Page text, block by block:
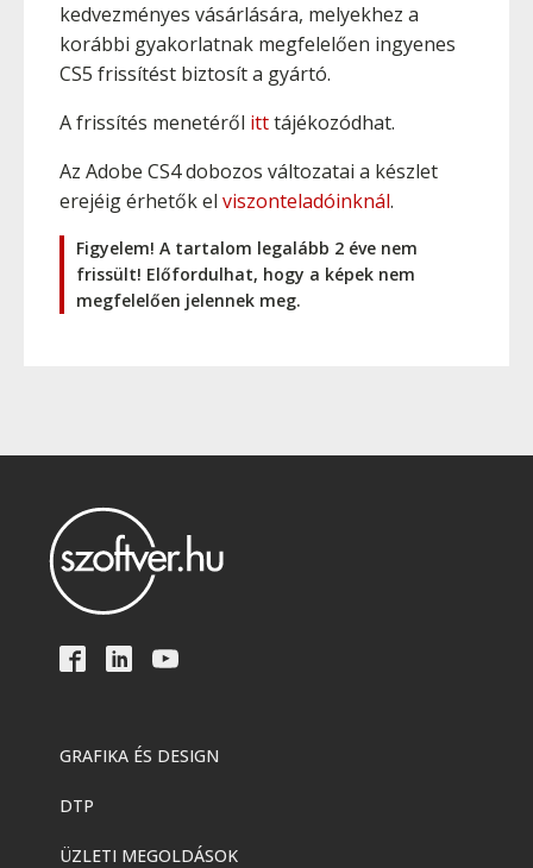
kedvezményes vásárlására, melyekhez a
korábbi gyakorlatnak megfelelően ingyenes
CS5 frissítést biztosít a gyártó.
A frissítés menetéről itttájékozódhat.
Az Adobe CS4 dobozos változatai a készlet
erejéig érhetők el viszonteladóinknál.
Figyelem! A tartalom legalább 2 éve nem
frissült! Előfordulhat, hogy a képek nem
megfelelően jelennek meg.
GRAFIKA ÉS DESIGN
DTP
ÜZLETI MEGOLDÁSOK